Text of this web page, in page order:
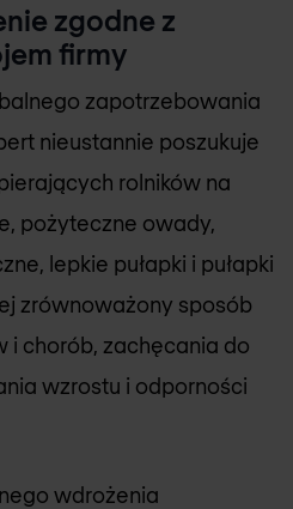
zgodne z
firmy
zapotrzebowania
nieustannie poszukuje
rolników na
pożyteczne owady,
lepkie pułapki i pułapki
zrównoważony sposób
i chorób, zachęcania do
wzrostu i odporności
wdrożenia